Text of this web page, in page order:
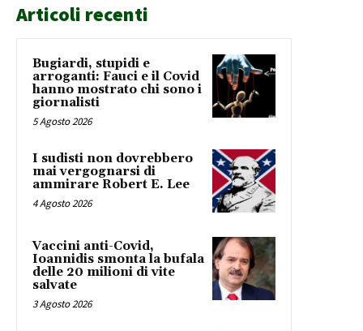
Articoli recenti
Bugiardi, stupidi e
arroganti: Fauci e il Covid
hanno mostrato chi sono i
giornalisti
5 Agosto 2026
I sudisti non dovrebbero
mai vergognarsi di
ammirare Robert E. Lee
4 Agosto 2026
Vaccini anti-Covid,
Ioannidis smonta la bufala
delle 20 milioni di vite
salvate
3 Agosto 2026